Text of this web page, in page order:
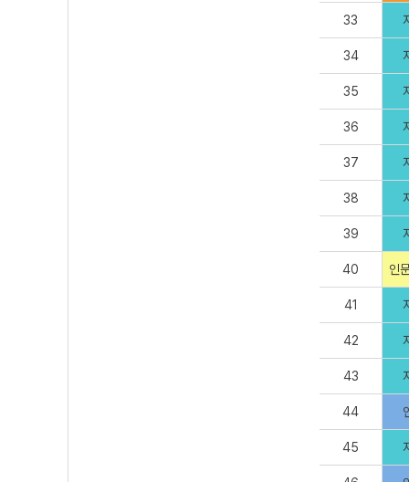
33
34
35
36
37
38
39
40 인
41
42
43
44
45